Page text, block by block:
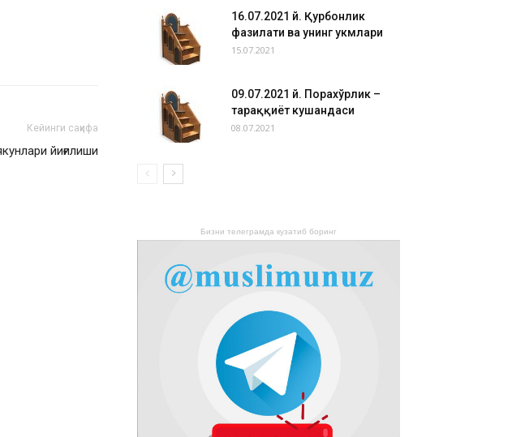
Кейинги саҳифа
йиғилиши
16.07.2021 й. Қурбонлик
фазилати ва унинг ҳукмлари
15.07.2021
09.07.2021 й. Порахўрлик –
тараққиёт кушандаси
08.07.2021
Бизни телеграмда кузатиб боринг